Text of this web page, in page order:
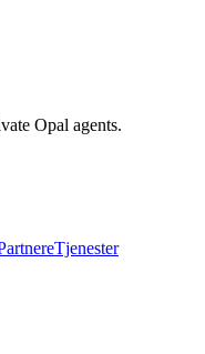
Opal agents.
Tjenester